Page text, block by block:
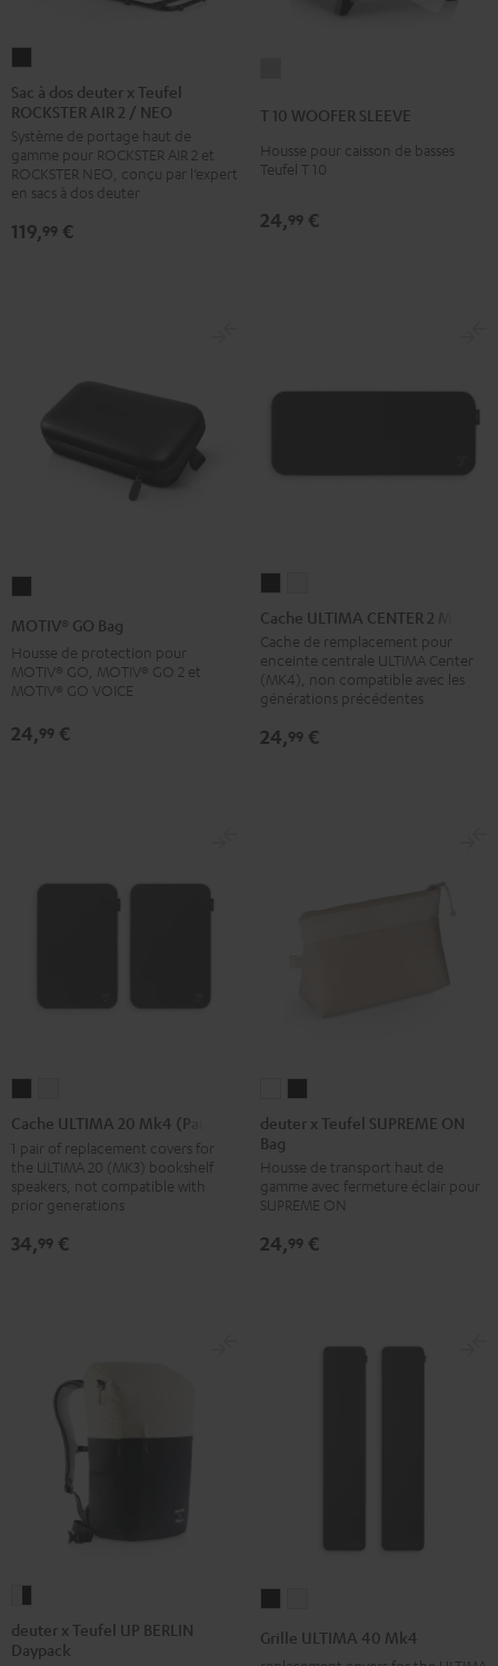
dos
deuter
x
Teufel
AIR
Sac à dos deuter x Teufel
ROCKSTER AIR 2 / NEO
Système de portage haut de
gamme pour ROCKSTER AIR 2 et
ROCKSTER NEO, conçu par l’expert
en sacs à dos deuter
119,99 €
WOOFER
SLEEVE
Gris
T 10 WOOFER SLEEVE
Housse pour caisson de basses
Teufel T 10
24,99 €
Noir
MOTIV® GO Bag
Housse de protection pour
MOTIV® GO, MOTIV® GO 2 et
MOTIV® GO VOICE
24,99 €
ULTIMA
CENTER
2
Mk4
ULTIMA
CENTER
2
Mk4
Cache ULTIMA CENTER 2 Mk4
Cache de remplacement pour
enceinte centrale ULTIMA Center
(MK4), non compatible avec les
générations précédentes
24,99 €
ULTIMA
20
Mk4
(Paire)
ULTIMA
20
Mk4
(Paire)
Cache ULTIMA 20 Mk4 (Paire)
1 pair of replacement covers for
the ULTIMA 20 (MK3) bookshelf
speakers, not compatible with
prior generations
34,99 €
Teufel
SUPREME
ON
Sand
SUPREME
ON
Noir
deuter x Teufel SUPREME ON
Bag
Housse de transport haut de
gamme avec fermeture éclair pour
SUPREME ON
24,99 €
Teufel
deuter x Teufel UP BERLIN
Daypack
ULTIMA
Grille ULTIMA 40 Mk4